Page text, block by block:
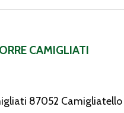
CAMIGLIATI
87052 Camigliatello